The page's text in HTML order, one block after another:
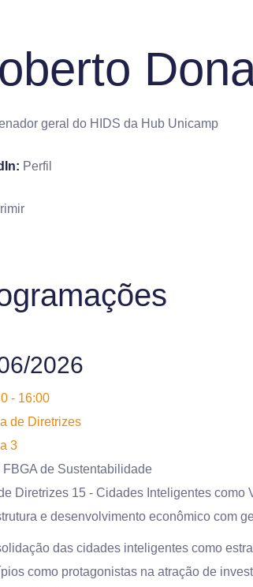
geral do HIDS da Hub Unicamp
Perfil
2026
- 16:00
de Diretrizes
3
FBGA de Sustentabilidade
Diretrizes 15 - Cidades Inteligentes
e desenvolvimento econômico com
das cidades inteligentes como
como protagonistas na atração de